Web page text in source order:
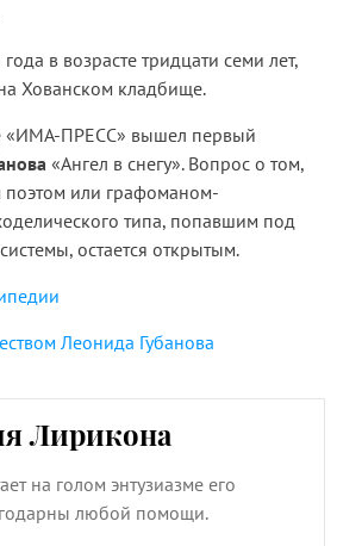
в возрасте тридцати семи лет,
Хованском кладбище.
«ИМА-ПРЕСС» вышел первый
«Ангел в снегу». Вопрос о том,
поэтом или графоманом-
типа, попавшим под
остается открытым.
Леонида Губанова
Лирикона
на голом энтузиазме его
любой помощи.